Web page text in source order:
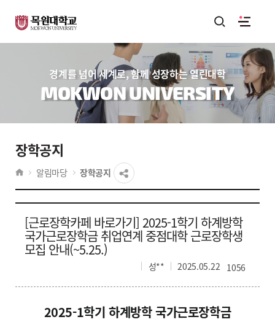
경계를 넘어 세계로, 함께 성장하는 열린대학
MOKWON UNIVERSITY
장학공지
알림마당 장학공지
[근로장학카페 바로가기] 2025-1학기 하계방학
국가근로장학금 취업연계 중점대학 근로장학생
모집 안내(~5.25.)
성** 2025.05.22 1056
2025-1학기 하계방학 국가근로장학금